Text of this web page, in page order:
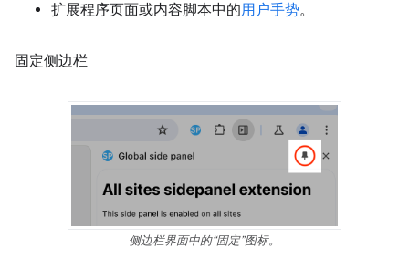
扩展程序页面或内容脚本中的用户手势。
固定侧边栏
侧边栏界面中的“固定”图标。